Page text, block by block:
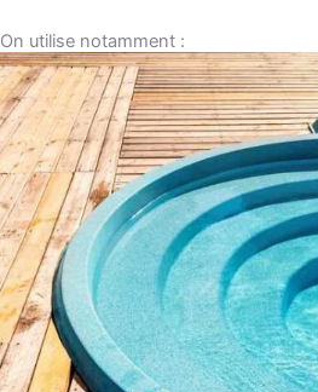
On utilise notamment :